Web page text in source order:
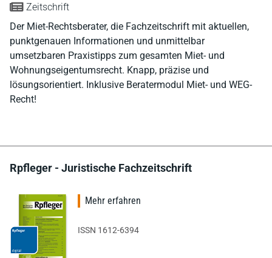
Zeitschrift
Der Miet-Rechtsberater, die Fachzeitschrift mit aktuellen,
punktgenauen Informationen und unmittelbar
umsetzbaren Praxistipps zum gesamten Miet- und
Wohnungseigentumsrecht. Knapp, präzise und
lösungsorientiert. Inklusive Beratermodul Miet- und WEG-
Recht!
Rpfleger - Juristische Fachzeitschrift
Mehr erfahren
ISSN 1612-6394